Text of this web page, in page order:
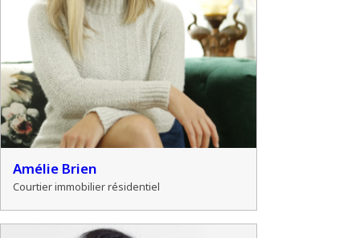
Amélie Brien
Courtier immobilier résidentiel